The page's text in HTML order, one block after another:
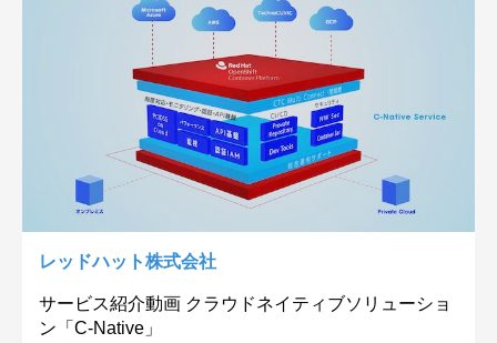
レッドハット株式会社
サービス紹介動画 クラウドネイティブソリューショ
ン「C-Native」